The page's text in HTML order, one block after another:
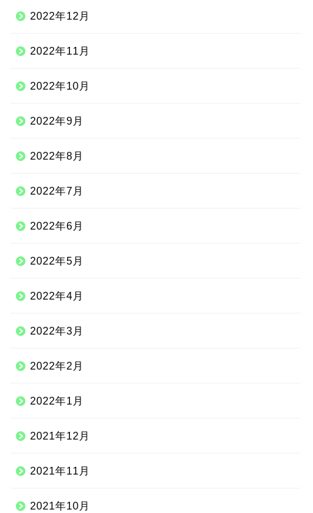
2022年12月
2022年11月
2022年10月
2022年9月
2022年8月
2022年7月
2022年6月
2022年5月
2022年4月
2022年3月
2022年2月
2022年1月
2021年12月
2021年11月
2021年10月